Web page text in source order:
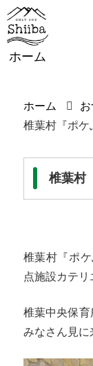
ホーム
ホーム
椎葉村『ポケ
椎葉村
椎葉村『ポ
点施設カテリ
椎葉中央保
みなさん見に